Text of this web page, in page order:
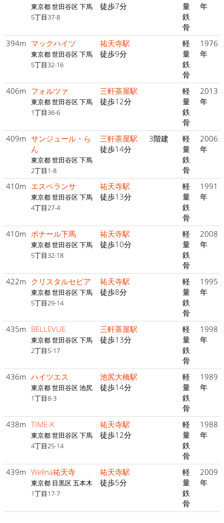
東京都 世田谷区 下馬
5丁目37-8
徒歩7分
量
鉄
骨
年
394m マックハイツ
東京都 世田谷区 下馬
5丁目32-16
祐天寺駅
徒歩9分
軽
量
鉄
骨
1976
年
406m フォルツァ
東京都 世田谷区 下馬
1丁目36-6
三軒茶屋駅
徒歩12分
軽
量
鉄
骨
2013
年
409m サンジュール・ら
ん
東京都 世田谷区 下馬
2丁目1-8
三軒茶屋駅
徒歩14分
3階建
軽
量
鉄
骨
2006
年
410m エスペランサ
東京都 世田谷区 下馬
4丁目27-4
祐天寺駅
徒歩13分
軽
量
鉄
骨
1991
年
410m ボナール下馬
東京都 世田谷区 下馬
5丁目32-18
祐天寺駅
徒歩10分
軽
量
鉄
骨
2008
年
422m クリスタルセピア
東京都 世田谷区 下馬
5丁目29-14
祐天寺駅
徒歩8分
軽
量
鉄
骨
1995
年
435m BELLEVUE
東京都 世田谷区 下馬
2丁目5-17
三軒茶屋駅
徒歩13分
軽
量
鉄
骨
1998
年
436m ハイツエス
東京都 世田谷区 池尻
1丁目8-3
池尻大橋駅
徒歩14分
軽
量
鉄
骨
1989
年
438m TIME-K
東京都 世田谷区 下馬
4丁目25-14
祐天寺駅
徒歩12分
軽
量
鉄
骨
1988
年
439m Welina祐天寺
東京都 目黒区 五本木
1丁目17-7
祐天寺駅
徒歩5分
軽
量
鉄
骨
2009
年